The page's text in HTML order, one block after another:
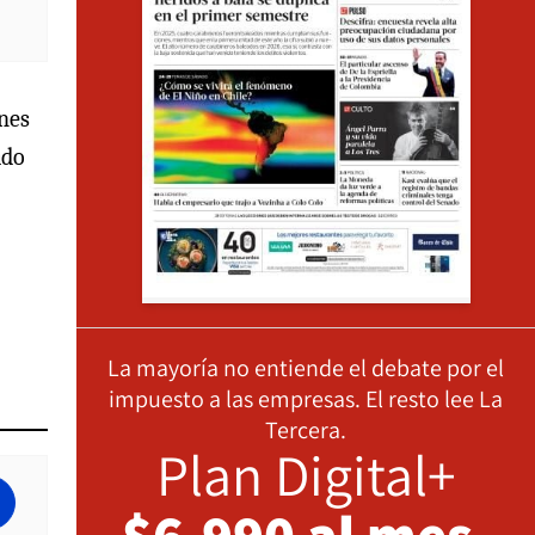
La mayoría no entiende el debate por el
impuesto a las empresas. El resto lee La
Tercera.
Plan Digital+